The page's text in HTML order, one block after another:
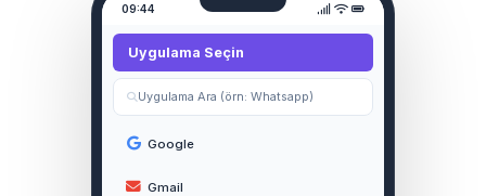
09:44
Uygulama Seçin
Uygulama Ara (örn: Whatsapp)
Google
Gmail